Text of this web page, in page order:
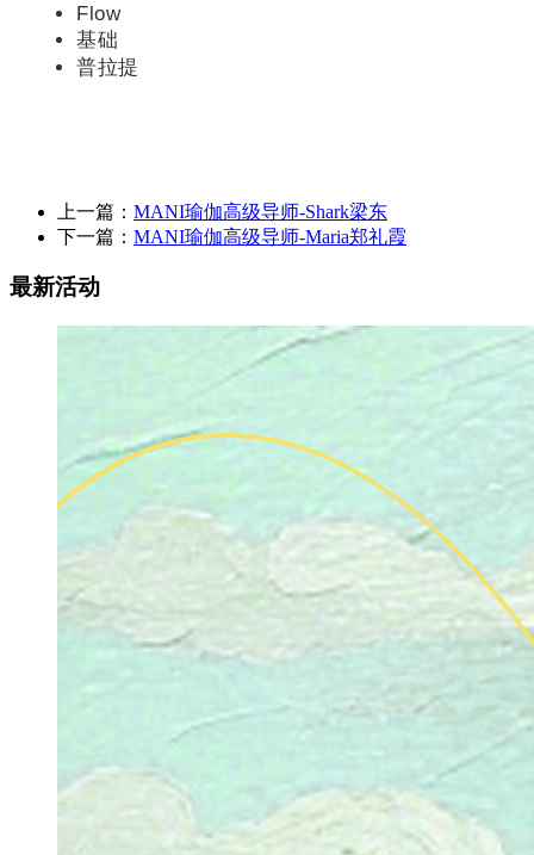
Flow
基础
普拉提
上一篇： MANI瑜伽高级导师-Shark梁东
下一篇： MANI瑜伽高级导师-Maria郑礼霞
最新活动